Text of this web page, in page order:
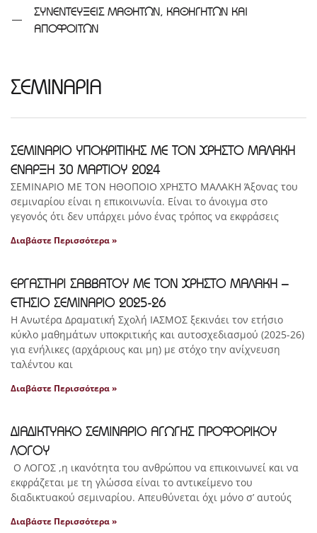
ΣΥΝΕΝΤΕΥΞΕΙΣ ΜΑΘΗΤΩΝ, ΚΑΘΗΓΗΤΩΝ ΚΑΙ
ΑΠΟΦΟΙΤΩΝ
ΣΕΜΙΝΑΡΙΑ
ΣΕΜΙΝΑΡΙΟ ΥΠΟΚΡΙΤΙΚΗΣ ΜΕ ΤΟΝ ΧΡΗΣΤΟ ΜΑΛΑΚΗ
ΕΝΑΡΞΗ 30 ΜΑΡΤΙΟΥ 2024
ΣΕΜΙΝΑΡΙΟ ΜΕ ΤΟΝ ΗΘΟΠΟΙΟ ΧΡΗΣΤΟ ΜΑΛΑΚΗ Άξονας του
σεμιναρίου είναι η επικοινωνία. Είναι το άνοιγμα στο
γεγονός ότι δεν υπάρχει μόνο ένας τρόπος να εκφράσεις
Διαβάστε Περισσότερα »
ΕΡΓΑΣΤΗΡΙ ΣΑΒΒΑΤΟΥ ΜΕ ΤΟΝ ΧΡΗΣΤΟ ΜΑΛΑΚΗ –
ΕΤΗΣΙΟ ΣΕΜΙΝΑΡΙΟ 2025-26
Η Ανωτέρα Δραματική Σχολή ΙΑΣΜΟΣ ξεκινάει τον ετήσιο
κύκλο μαθημάτων υποκριτικής και αυτοσχεδιασμού (2025-26)
για ενήλικες (αρχάριους και μη) με στόχο την ανίχνευση
ταλέντου και
Διαβάστε Περισσότερα »
ΔΙΑΔΙΚΤΥΑΚΟ ΣΕΜΙΝΑΡΙΟ ΑΓΩΓΗΣ ΠΡΟΦΟΡΙΚΟΥ
ΛΟΓΟΥ
Ο ΛΟΓΟΣ ,η ικανότητα του ανθρώπου να επικοινωνεί και να
εκφράζεται με τη γλώσσα είναι το αντικείμενο του
διαδικτυακού σεμιναρίου. Απευθύνεται όχι μόνο σ’ αυτούς
Διαβάστε Περισσότερα »